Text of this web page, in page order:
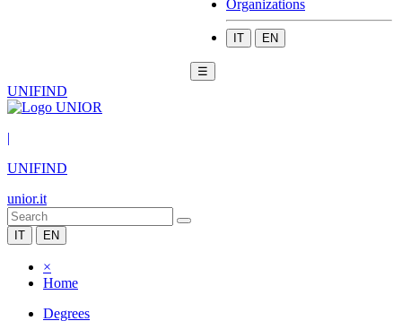
Organizations
IT EN
☰
UNIFIND
|
UNIFIND
unior.it
IT EN
×
Home
Degrees